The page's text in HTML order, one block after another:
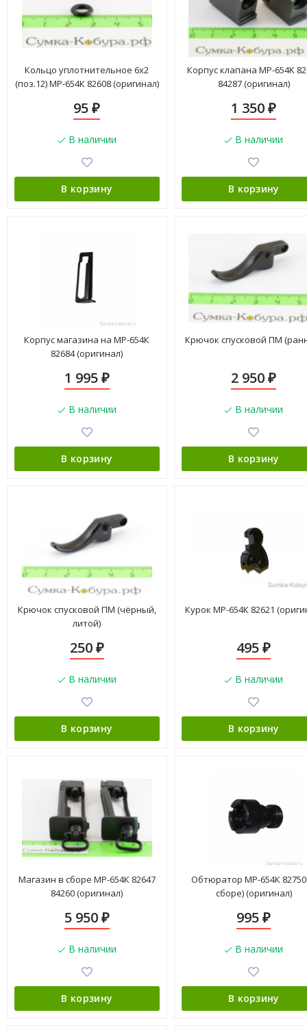
Кольцо уплотнительное 6х2
(поз.12) МР-654К 82608 (оригинал)
95₽
В наличии
В корзину
Корпус клапана МР-654K
84287 (оригинал)
1 350₽
В наличии
В корзину
Корпус магазина на МР-654К
82684 (оригинал)
1 995 ₽
В наличии
В корзину
Крючок спусковой ПМ
2 950₽
В наличии
В корзину
Крючок спусковой ПМ (чёрный,
литой)
250 ₽
В наличии
В корзину
Курок МР-654К 82621
495₽
В наличии
В корзину
Магазин в сборе МР-654К 82647
84260 (оригинал)
5 950 ₽
В наличии
В корзину
Обтюратор МР-654К
сборе) (оригинал)
995₽
В наличии
В корзину